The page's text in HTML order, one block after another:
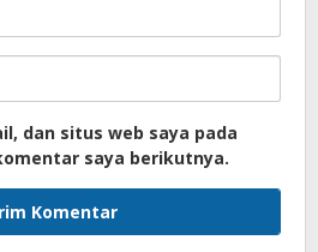
dan situs web saya pada
saya berikutnya.